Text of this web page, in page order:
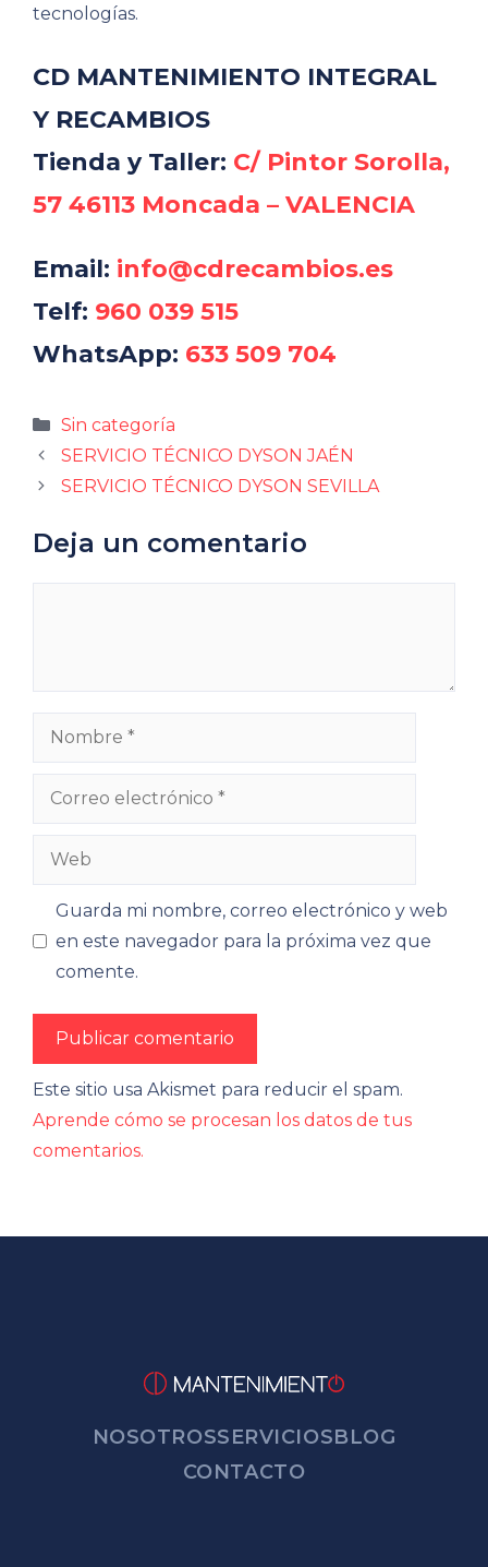
tecnologías.
CD MANTENIMIENTO INTEGRAL
Y RECAMBIOS
Tienda y Taller: C/ Pintor Sorolla,
57 46113 Moncada – VALENCIA
Email: info@cdrecambios.es
Telf: 960 039 515
WhatsApp: 633 509 704
Categorías
Sin categoría
SERVICIO TÉCNICO DYSON JAÉN
SERVICIO TÉCNICO DYSON SEVILLA
Deja un comentario
Nombre
Correo
Web
Guarda mi nombre, correo electrónico y web
en este navegador para la próxima vez que
comente.
Este sitio usa Akismet para reducir el spam.
Aprende cómo se procesan los datos de tus
comentarios.
NOSOTROSSERVICIOSBLOG
CONTACTO